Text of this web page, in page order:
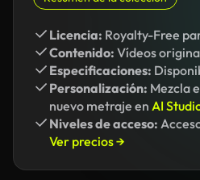
Licencia: Royalty-Free
Contenido: Vídeos
Especificaciones:
Personalización: Mezcla
nuevo metraje en AI
Niveles de acceso:
Ver precios →